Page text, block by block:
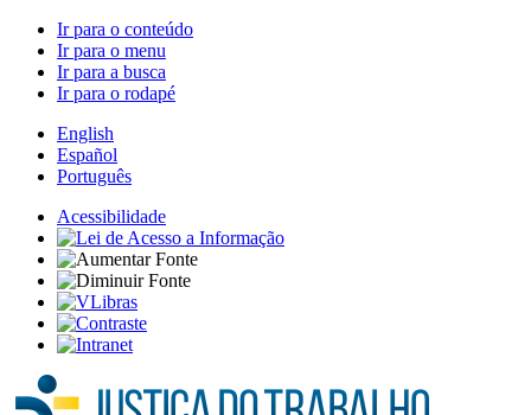
Ir para o conteúdo
Ir para o menu
Ir para a busca
Ir para o rodapé
English
Español
Português
Acessibilidade